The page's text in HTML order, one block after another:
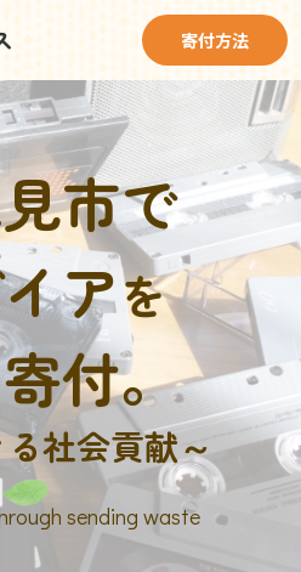
寄付方法
市で
アを
付。
社会貢献～
sending waste